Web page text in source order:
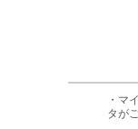
・マ
タが